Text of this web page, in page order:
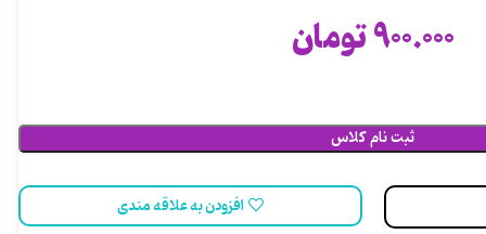
900.000تومان
ثبت نام کلاس
افزودن به علاقه مندی